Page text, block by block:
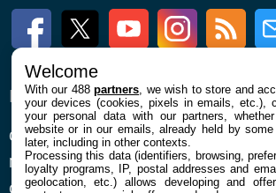
FacebookTwitter Youtube InstagramRSS
ENTREPRISE
Qui sommes nous
Mentions légales et CGU
Confidentialité et Cookies
À PROPOS
La rédaction
Contact
Welcome
With our 488partners , we wish to store and
your devices (cookies, pixels in emails, etc.),
your personal data with our partners,
website or in our emails, already held by
later, including in other contexts.
Processing this data (identifiers, browsing,
loyalty programs, IP, postal addresses and
geolocation, etc.) allows developing and